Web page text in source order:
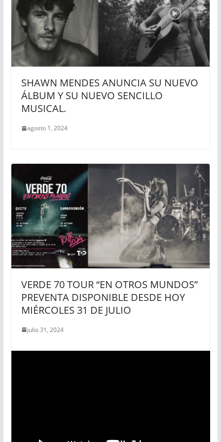
SHAWN MENDES ANUNCIA SU NUEVO
ÁLBUM Y SU NUEVO SENCILLO
MUSICAL.
agosto 1, 2024
VERDE 70 TOUR “EN OTROS MUNDOS”
PREVENTA DISPONIBLE DESDE HOY
MIÉRCOLES 31 DE JULIO
julio 31, 2024